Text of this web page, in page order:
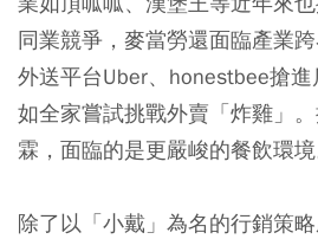
同業競爭，麥當勞還面臨產業跨
外送平台Uber、honestbee搶
如全家嘗試挑戰外賣「炸雞」。
霖，面臨的是更嚴峻的餐飲環境
除了以「小戴」為名的行銷策